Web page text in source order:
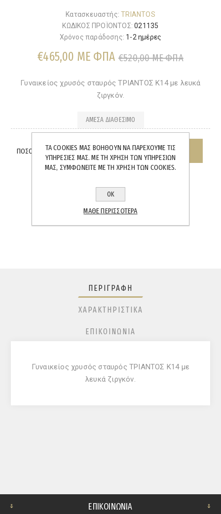
Κατασκευαστής: TRIANTOS
ΚΩΔΙΚΟΣ ΠΡΟΪΟΝΤΟΣ: 021135
Χρόνος παράδοσης: 1-2 ημέρες
€465,00 ΜΕ ΦΠΑ €520,00 ΜΕ ΦΠΑ
Γυναικείος χρυσός σταυρός ΤΡΙΑΝΤΟΣ Κ14 με λευκά
ζιργκόν.
ΆΜΕΣΑ ΔΙΑΘΈΣΙΜΟ
ΠΟΣΌΤΗΤΑ:
SHARE:
ΠΕΡΙΓΡΑΦΉ
ΧΑΡΑΚΤΗΡΙΣΤΙΚΆ
ΕΠΙΚΟΙΝΩΝΊΑ
Γυναικείος χρυσός σταυρός ΤΡΙΑΝΤΟΣ Κ14 με
λευκά ζιργκόν.
ΕΠΙΚΟΙΝΩΝΊΑ
ΤΑ COOKIES ΜΑΣ ΒΟΗΘΟΎΝ ΝΑ ΠΑΡΈΧΟΥΜΕ ΤΙΣ
ΥΠΗΡΕΣΊΕΣ ΜΑΣ. ΜΕ ΤΗ ΧΡΉΣΗ ΤΩΝ ΥΠΗΡΕΣΙΏΝ
ΜΑΣ, ΣΥΜΦΩΝΕΊΤΕ ΜΕ ΤΗ ΧΡΉΣΗ ΤΩΝ COOKIES.
ΟΚ
ΜΆΘΕ ΠΕΡΙΣΣΌΤΕΡΑ